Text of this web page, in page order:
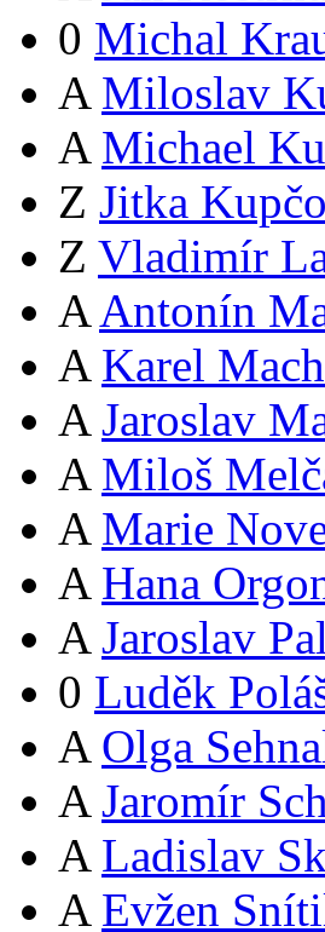
0 Michal
A Miloslav
A Michael
Z Jitka
Z Vladimír
A Antonín
A Karel
A Jaroslav
A Miloš
A Marie
A Hana
A Jaroslav
0 Luděk
A Olga
A Jaromír
A Ladislav
A Evžen